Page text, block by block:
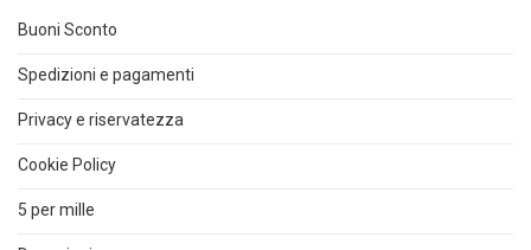
Buoni Sconto
Spedizioni e pagamenti
Privacy e riservatezza
Cookie Policy
5 per mille